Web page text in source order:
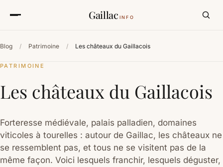
Gaillac INFO
Blog / Patrimoine / Les châteaux du Gaillacois
PATRIMOINE
Les châteaux du Gaillacois
Forteresse médiévale, palais palladien, domaines
viticoles à tourelles : autour de Gaillac, les châteaux ne
se ressemblent pas, et tous ne se visitent pas de la
même façon. Voici lesquels franchir, lesquels déguster,